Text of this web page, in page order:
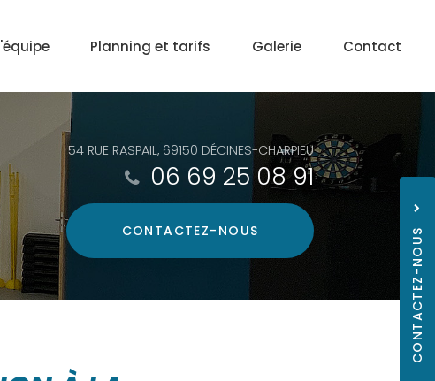
Planning et tarifs Galerie Contact
54 RUE RASPAIL, 69150 DÉCINES-CHARPIEU
06 69 25 08 91
CONTACTEZ- NOUS CONTACTEZ-NOUS
06